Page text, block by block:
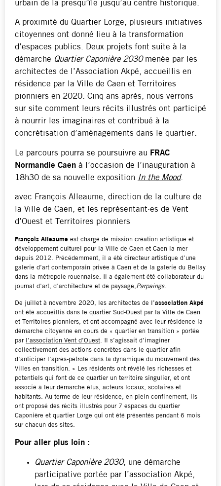
urbain de la presqu’île jusqu’au centre historique.
A proximité du Quartier Lorge, plusieurs initiatives
citoyennes ont donné lieu à la transformation
d’espaces publics. Deux projets font suite à la
démarche Quartier Caponière 2030menée par les
architectes de l’Association Akpé, accueillis en
résidence par la Ville de Caen et Territoires
pionniers en 2020. Cinq ans après, nous verrons
sur site comment leurs récits illustrés ont participé
à nourrir les imaginaires et contribué à la
concrétisation d’aménagements dans le quartier.
Le parcours pourra se poursuivre au FRAC
Normandie Caen à l’occasion de l’inauguration à
18h30 de sa nouvelle exposition In the Mood.
avec François Alleaume, direction de la culture de
la Ville de Caen, et les représentant·es de Vent
d’Ouest et Territoires pionniers
François Alleaume est chargé de mission création artistique et
développement culturel pour la Ville de Caen et Caen la mer
depuis 2012. Précédemment, il a été directeur artistique d’une
galerie d’art contemporain privée à Caen et de la galerie du Bellay
dans la métropole rouennaise. Il a également été collaborateur du
journal d’art, d’architecture et de paysage,Parpaings.
De juillet à novembre 2020, les architectes de l’association Akpé
ont été accueillis dans le quartier Sud-Ouest par la Ville de Caen
et Territoires pionniers, et ont accompagné avec leur résidence la
démarche citoyenne en cours de « quartier en transition » portée
par
l’association Vent d’Ouest. Il s’agissait d’imaginer
collectivement des actions concrètes dans le quartier afin
d’anticiper l’après-pétrole dans la dynamique du mouvement des
Villes en transition. » Les résidents ont révélé les richesses et
potentiels qui font de ce quartier un territoire singulier, et ont
associé à leur démarche élus, acteurs locaux, scolaires et
habitants. Au terme de leur résidence, en plein confinement, ils
ont proposé des récits illustrés pour 7 espaces du quartier
Caponière et quartier Lorge qui ont été présentés pendant 6 mois
sur chacun des sites.
Pour aller plus loin :
Quartier Caponière 2030, une démarche
participative portée par l’association Akpé,